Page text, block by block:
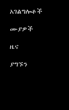
አገልግሎቶች
ሙያዎች
ዜና
ያግኙን